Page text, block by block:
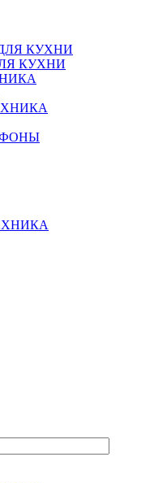
КУХНИ
КУХНИ